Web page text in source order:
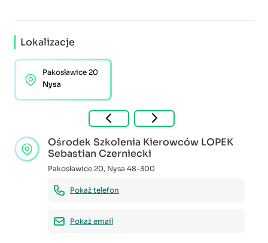
Lokalizacje
Pakosławice 20
Nysa
Ośrodek Szkolenia Kierowców LOPEK
Sebastian Czerniecki
Pakosławice 20, Nysa 48-300
Pokaż telefon
Pokaż email